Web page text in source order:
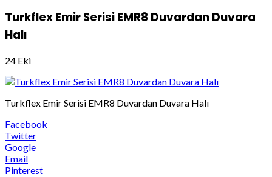
Turkflex Emir Serisi EMR8 Duvardan Duvara
Halı
24 Eki
Turkflex Emir Serisi EMR8 Duvardan Duvara Halı
Facebook
Twitter
Google
Email
Pinterest